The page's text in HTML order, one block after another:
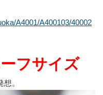
A4001/A400103/40002
フサイズ
。